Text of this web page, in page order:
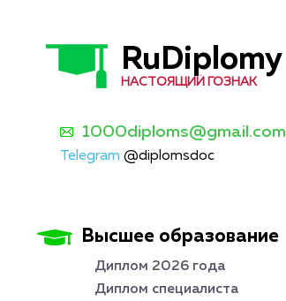
RuDiplomy
НАСТОЯЩИЙ ГОЗНАК
1000diploms@gmail.com
Telegram @diplomsdoc
Высшее образование
Диплом 2026 года
Диплом специалиста